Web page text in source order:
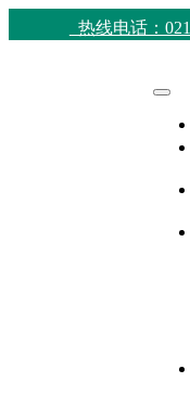
热线电话：